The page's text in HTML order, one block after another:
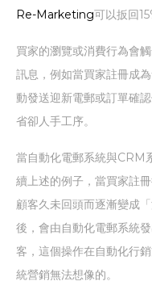
Re-Marketing可以扳回
買家的瀏覽或消費行為會
訊息，例如當買家註冊成
動發送迎新電郵或訂單確
省卻人手工序。
當自動化電郵系統與CRM
續上述的例子，當買家註
顧客久未回頭而逐漸變成
後，會由自動化電郵系統
客，這個操作在自動化行
統營銷無法想像的。